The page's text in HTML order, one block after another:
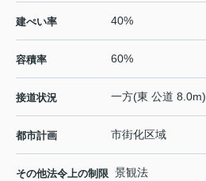
建ぺい率 40%
容積率 60%
接道状況 一方(東 公道 8.0m)
都市計画 市街化区域
その他法令上の制限 景観法